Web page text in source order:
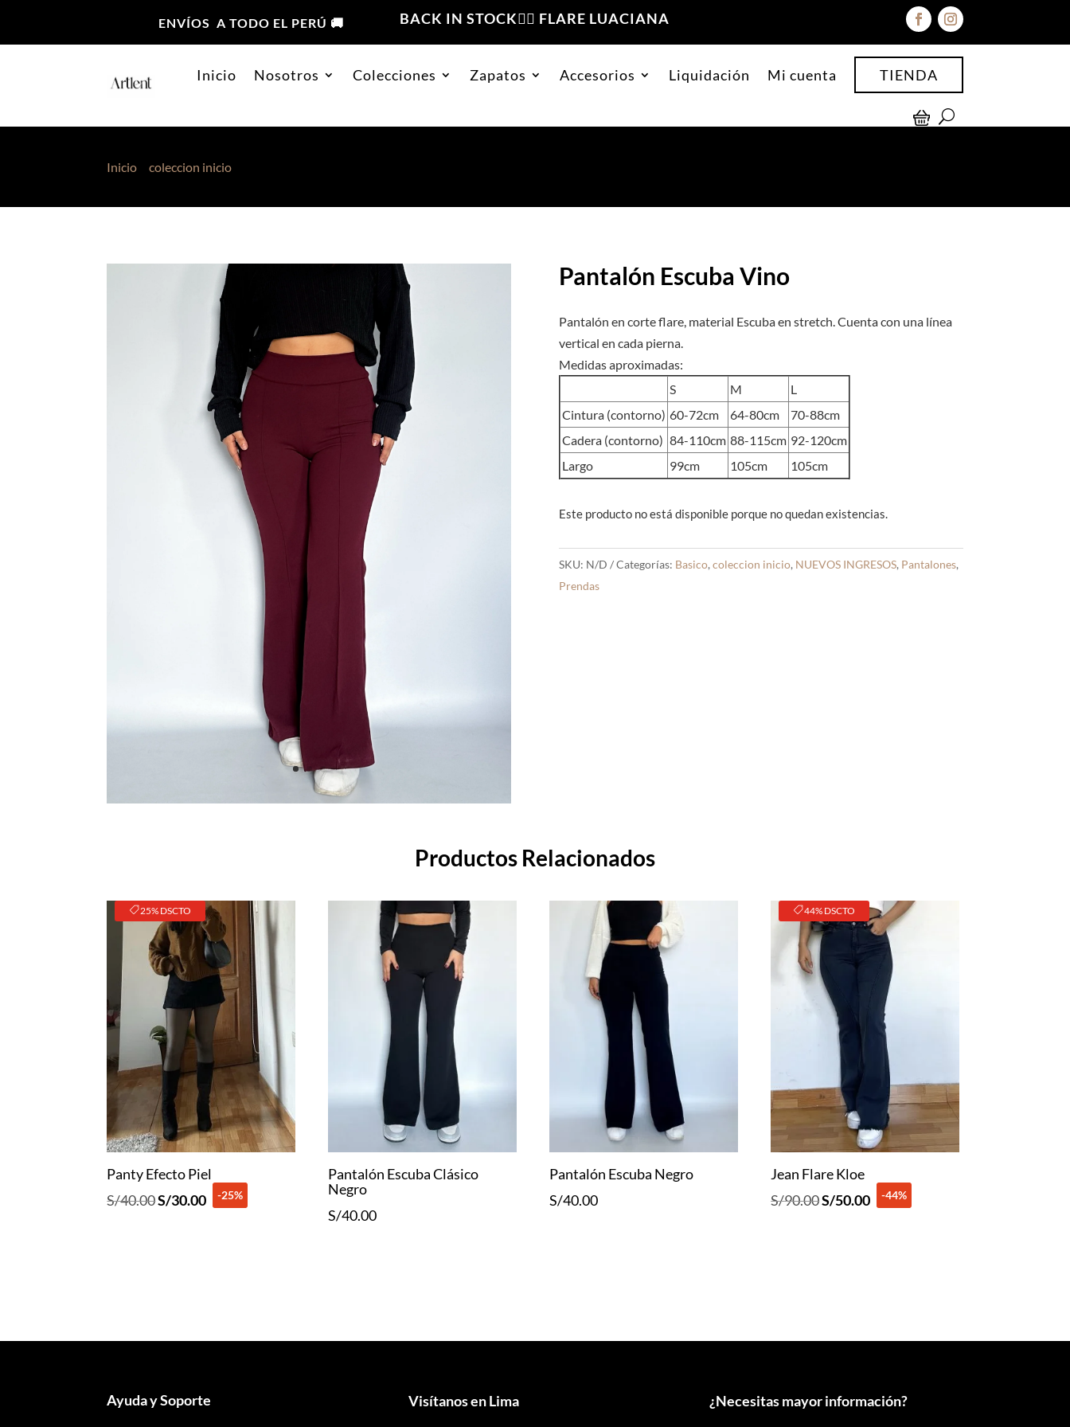
ENVÍOS A TODO EL PERÚ 🚚 BACK IN STOCK❤️‍🔥 FLARE LUACIANA
Inicio Nosotros Colecciones Zapatos Accesorios Liquidación Mi cuenta TIENDA
Inicio >coleccion inicio
Pantalón Escuba Vino
Pantalón en corte flare, material Escuba en stretch. Cuenta con una línea
vertical en cada pierna.
Medidas aproximadas:
S
M
L
Cintura (contorno) 60-72cm 64-80cm
70-88cm
Cadera (contorno) 84-110cm 88-115cm 92-120cm
Largo
99cm 105cm 105cm
Este producto no está disponible porque no quedan existencias.
SKU: N/D Categorías: Basico, coleccion inicio, NUEVOS INGRESOS, Pantalones,
Prendas
Productos Relacionados
25% DSCTO
Panty Efecto Piel
S/40.00El
S/30.00El-25%
Pantalón Escuba Clásico
Negro
S/40.00
Pantalón Escuba Negro
S/40.00
44% DSCTO
Jean Flare Kloe
S/90.00El
S/50.00El-44%
Ayuda y Soporte Visítanos en Lima ¿Necesitas mayor información?